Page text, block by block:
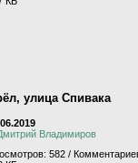
улица Спивака
Владимиров
582 /